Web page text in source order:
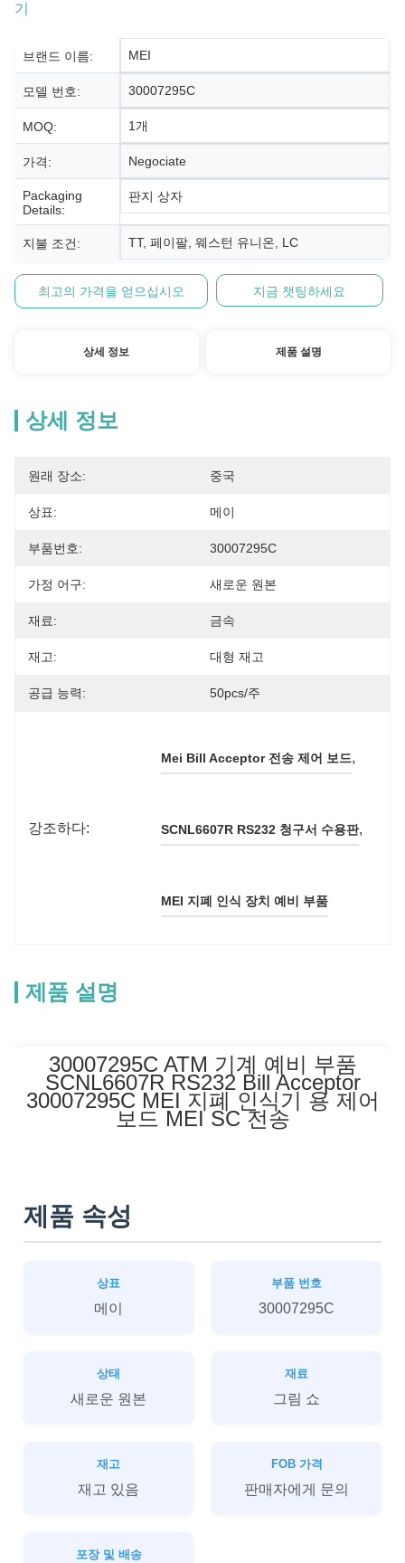
기
브랜드 이름: MEI
모델 번호: 30007295C
MOQ: 1개
가격: Negociate
Packaging
Details:
판지 상자
지불 조건: TT, 페이팔, 웨스턴 유니온, LC
최고의 가격을 얻으십시오 지금 챗팅하세요
상세 정보 제품 설명
상세 정보
원래 장소: 중국
상표: 메이
부품번호: 30007295C
가정 어구: 새로운 원본
재료: 금속
재고: 대형 재고
공급 능력: 50pcs/주
강조하다:
Mei Bill Acceptor 전송 제어 보드,
SCNL6607R RS232 청구서 수용판,
MEI 지폐 인식 장치 예비 부품
제품 설명
30007295C ATM 기계 예비 부품
SCNL6607R RS232 Bill Acceptor
30007295C MEI 지폐 인식기 용 제어
보드 MEI SC 전송
제품 속성
상표
메이
부품 번호
30007295C
상태
새로운 원본
재료
그림 쇼
재고
재고 있음
FOB 가격
판매자에게 문의
포장 및 배송